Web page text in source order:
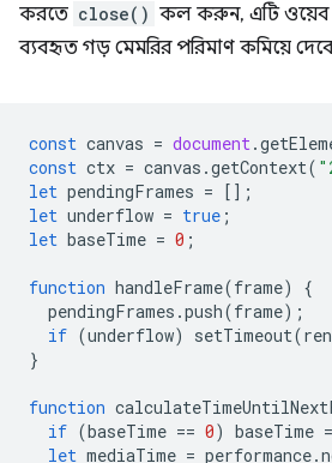
করতে close() কল করুন, এটি ওয়েব
ব্যবহৃত গড় মেমরির পরিমাণ কমিয়ে
const canvas = document .
const ctx = canvas .getContext(
let pendingFrames = [];
let underflow = true ;
let baseTime = 0 ;
function handleFrame(frame)
{
pendingFrames .push(frame);
if (underflow) setTimeout(
}
function
if (baseTime == 0) baseTime =
let mediaTime = performance.